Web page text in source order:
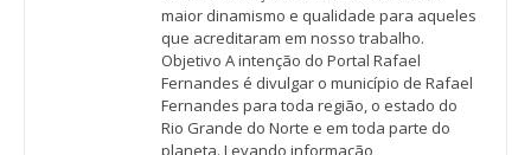
maior dinamismo e qualidade para aqueles
que acreditaram em nosso trabalho.
Objetivo A intenção do Portal Rafael
Fernandes é divulgar o município de Rafael
Fernandes para toda região, o estado do
Rio Grande do Norte e em toda parte do